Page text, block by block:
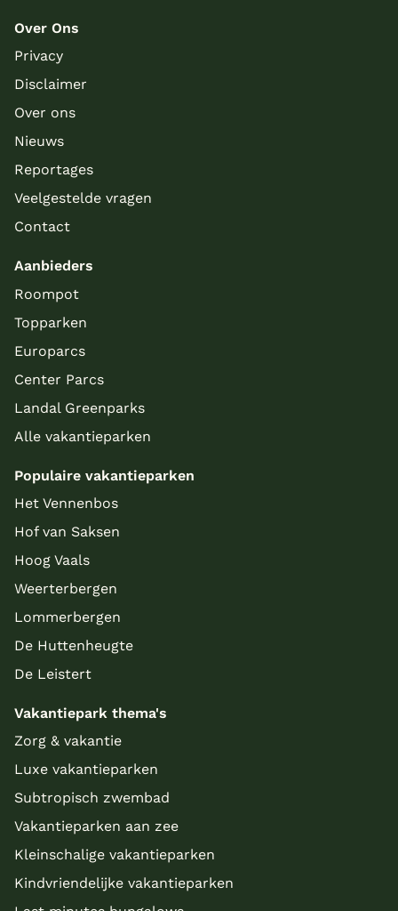
Over Ons
Privacy
Disclaimer
Over ons
Nieuws
Reportages
Veelgestelde vragen
Contact
Aanbieders
Roompot
Topparken
Europarcs
Center Parcs
Landal Greenparks
Alle vakantieparken
Populaire vakantieparken
Het Vennenbos
Hof van Saksen
Hoog Vaals
Weerterbergen
Lommerbergen
De Huttenheugte
De Leistert
Vakantiepark thema's
Zorg & vakantie
Luxe vakantieparken
Subtropisch zwembad
Vakantieparken aan zee
Kleinschalige vakantieparken
Kindvriendelijke vakantieparken